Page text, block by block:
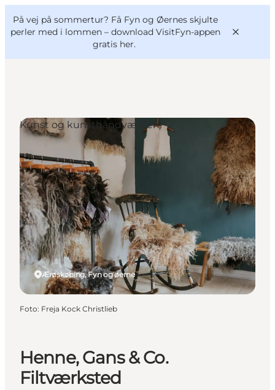
På vej på sommertur? Få Fyn og Øernes skjulte
perler med i lommen – download VisitFyn-appen
gratis her.
Oplevelser
Outdoor
Mad og drikke
Overnatning
Book lokale oplevelser
VisitFyn
Deutsch
Henne, Gans & Co.
Filtværksted
Ærøskøbing, Fyn og øerne
Kunst og kunsthåndværkere
Foto: Freja Kock Christlieb